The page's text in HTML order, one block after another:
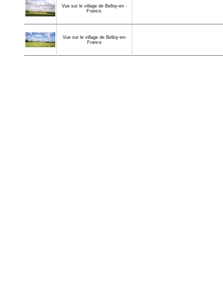
Vue sur le village de Belloy-en -
France.
Vue sur le village de Belloy-en-
France